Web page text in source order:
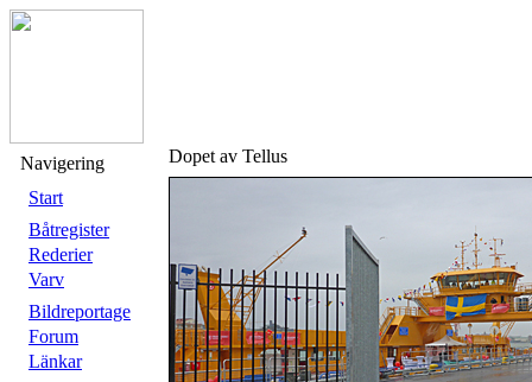
Navigering
Start
Båtregister
Rederier
Varv
Bildreportage
Forum
Länkar
Dopet av Tellus